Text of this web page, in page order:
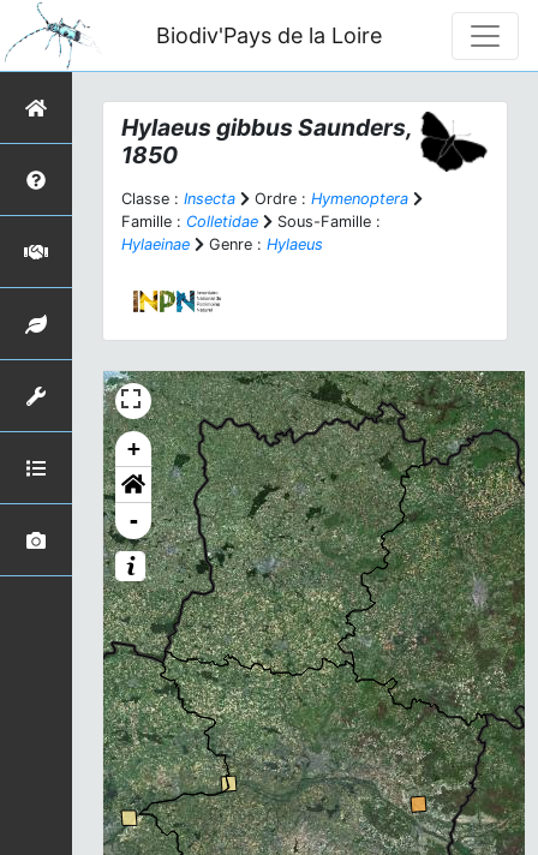
Biodiv'Pays de la Loire
Hylaeus gibbus Saunders,
1850
Classe : Insecta Ordre : Hymenoptera
Famille : Colletidae
Sous-Famille :
Hylaeinae
Genre : Hylaeus
+
-